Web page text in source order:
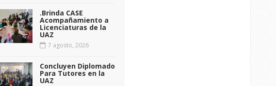
.Brinda CASE
Acompañamiento a
Licenciaturas de la
UAZ
7 agosto, 2026
Concluyen Diplomado
Para Tutores en la
UAZ